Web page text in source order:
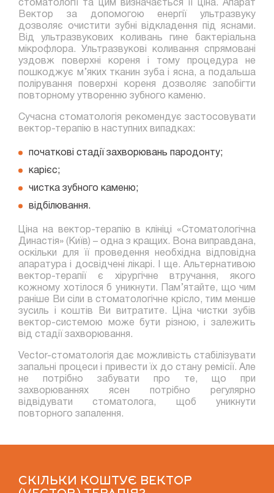
стоматології та цим визначається її ціна. Апарат
Вектор за допомогою енергії ультразвуку
дозволяє очистити зубні відкладення під яснами.
Від ультразвукових коливань гине бактеріальна
мікрофлора. Ультразвукові коливання спрямовані
уздовж поверхні кореня і тому процедура не
пошкоджує м’яких тканин зуба і ясна, а подальша
полірування поверхні кореня дозволяє запобігти
повторному утворенню зубного каменю.
Сучасна стоматологія рекомендує застосовувати
вектор-терапію в наступних випадках:
початкові стадії захворювань пародонту;
карієс;
чистка зубного каменю;
відбілювання.
Ціна на вектор-терапію в клініці «Стоматологічна
Династія» (Київ) – одна з кращих. Вона виправдана,
оскільки для її проведення необхідна відповідна
апаратура і досвідчені лікарі. І ще. Альтернативою
вектор-терапії є хірургічне втручання, якого
кожному хотілося б уникнути. Пам’ятайте, що чим
раніше Ви сіли в стоматологічне крісло, тим менше
зусиль і коштів Ви витратите. Ціна чистки зубів
вектор-системою може бути різною, і залежить
від стадії захворювання.
Vector-стоматологія дає можливість стабілізувати
запальні процеси і привести їх до стану ремісії. Але
не потрібно забувати про те, що при
захворюваннях ясен потрібно регулярно
відвідувати стоматолога, щоб уникнути
повторного запалення.
СКІЛЬКИ КОШТУЄ ВЕКТОР